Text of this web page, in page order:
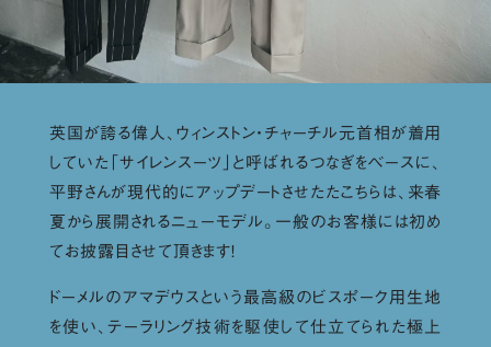
英国が誇る偉人、ウィンストン・チャーチル元首相が着用
していた「サイレンスーツ」と呼ばれるつなぎをベースに、
平野さんが現代的にアップデートさせたたこちらは、来春
夏から展開されるニューモデル。一般のお客様には初め
てお披露目させて頂きます！
ドーメルのアマデウスという最高級のビスポーク用生地
を使い、テーラリング技術を駆使して仕立てられた極上